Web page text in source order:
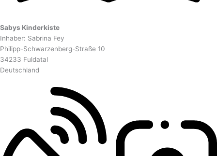
Sabys Kinderkiste
Inhaber: Sabrina Fey
Philipp-Schwarzenberg-Straße 10
34233 Fuldatal
Deutschland